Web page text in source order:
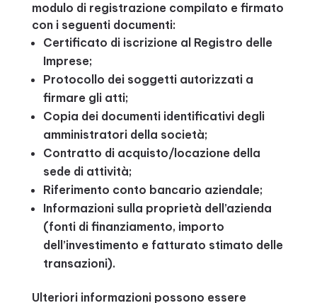
modulo di registrazione compilato e firmato
con i seguenti documenti:
Certificato di iscrizione al Registro delle
Imprese;
Protocollo dei soggetti autorizzati a
firmare gli atti;
Copia dei documenti identificativi degli
amministratori della società;
Contratto di acquisto/locazione della
sede di attività;
Riferimento conto bancario aziendale;
Informazioni sulla proprietà dell’azienda
(fonti di finanziamento, importo
dell’investimento e fatturato stimato delle
transazioni).
Ulteriori informazioni possono essere